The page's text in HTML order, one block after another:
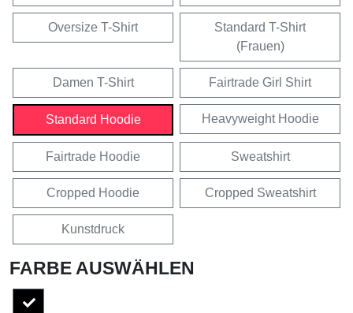
Oversize T-Shirt
Standard T-Shirt
(Frauen)
Damen T-Shirt Fairtrade Girl Shirt
Standard Hoodie Heavyweight Hoodie
Fairtrade Hoodie Sweatshirt
Cropped Hoodie Cropped Sweatshirt
Kunstdruck
FARBE AUSWÄHLEN